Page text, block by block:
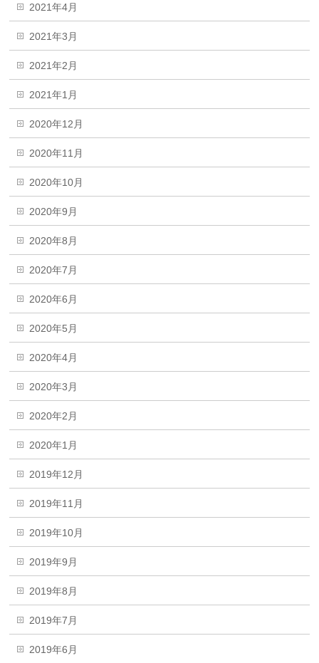
2021年4月
2021年3月
2021年2月
2021年1月
2020年12月
2020年11月
2020年10月
2020年9月
2020年8月
2020年7月
2020年6月
2020年5月
2020年4月
2020年3月
2020年2月
2020年1月
2019年12月
2019年11月
2019年10月
2019年9月
2019年8月
2019年7月
2019年6月